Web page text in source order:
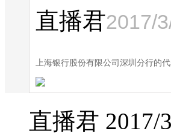
直播君2017/
上海银行股份有限公司深圳分行的代
直播君 2017/